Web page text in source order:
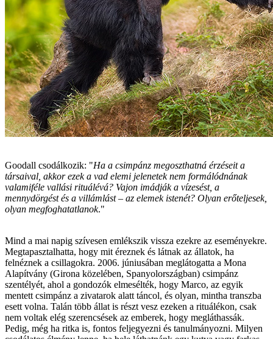
Goodall csodálkozik: "Ha a csimpánz megoszthatná érzéseit a
társaival, akkor ezek a vad elemi jelenetek nem formálódnának
valamiféle vallási rituálévá? Vajon imádják a vízesést, a
mennydörgést és a villámlást – az elemek istenét? Olyan erőteljesek,
olyan megfoghatatlanok."
Mind a mai napig szívesen emlékszik vissza ezekre az eseményekre.
Megtapasztalhatta, hogy mit éreznek és látnak az állatok, ha
felnéznek a csillagokra. 2006. júniusában meglátogatta a Mona
Alapítvány (Girona közelében, Spanyolországban) csimpánz
szentélyét, ahol a gondozók elmesélték, hogy Marco, az egyik
mentett csimpánz a zivatarok alatt táncol, és olyan, mintha transzba
esett volna. Talán több állat is részt vesz ezeken a rituálékon, csak
nem voltak elég szerencsések az emberek, hogy megláthassák.
Pedig, még ha ritka is, fontos feljegyezni és tanulmányozni. Milyen